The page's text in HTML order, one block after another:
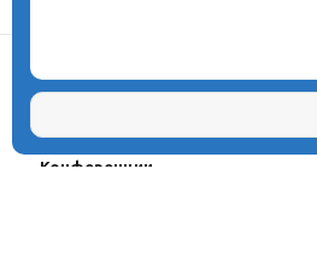
Проекты
Олимпиады
Конферeнции